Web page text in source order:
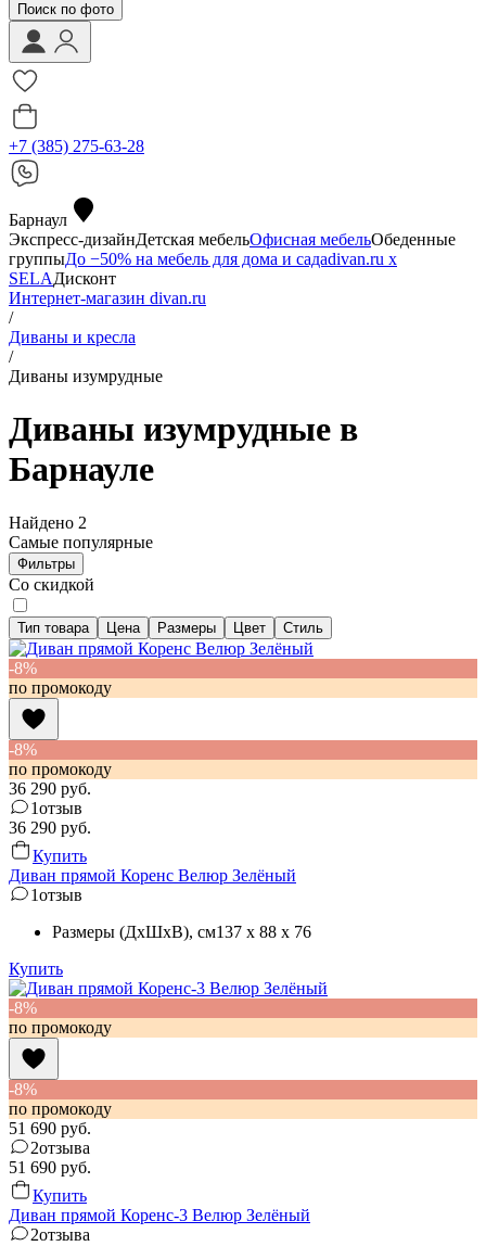
Поиск по фото
+7 (385) 275-63-28
Барнаул
Экспресс-дизайнДетская мебельОфисная мебельОбеденные
группыДо −50% на мебель для дома и садаdivan.ru х
SELAДисконт
Интернет-магазин divan.ru
/
Диваны и кресла
/
Диваны изумрудные
Диваны изумрудные в
Барнауле
Найдено 2
Самые популярные
Фильтры
Со скидкой
Тип товара Цена Размеры Цвет Стиль
-8%
по промокоду
-8%
по промокоду
36 290 руб.
1отзыв
36 290 руб.
Купить
Диван прямой Коренс Велюр Зелёный
1отзыв
Размеры (ДхШхВ), см137 x 88 x 76
Купить
-8%
по промокоду
-8%
по промокоду
51 690 руб.
2отзыва
51 690 руб.
Купить
Диван прямой Коренс-3 Велюр Зелёный
2отзыва